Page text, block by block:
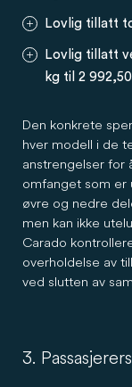
Lovlig tillatt
Lovlig tillatt
kg til 2
Den konkrete
hver modell i de
anstrengelser for
omfanget som er
øvre og nedre
men kan ikke
Carado
overholdelse av
ved slutten av
3.